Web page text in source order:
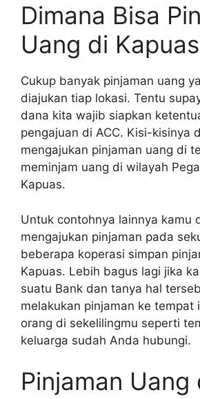
Dimana Bisa
Uang di
Cukup banyak pinjaman uang
diajukan tiap lokasi. Tentu
dana kita wajib siapkan
pengajuan di ACC. Kisi-kisinya
mengajukan pinjaman uang di
meminjam uang di wilayah
Kapuas.
Untuk contohnya lainnya kamu
mengajukan pinjaman pada
beberapa koperasi simpan
Kapuas. Lebih bagus lagi jika
suatu Bank dan tanya hal
melakukan pinjaman ke tempat
orang di sekelilingmu seperti
keluarga sudah Anda hubungi.
Pinjaman Uang